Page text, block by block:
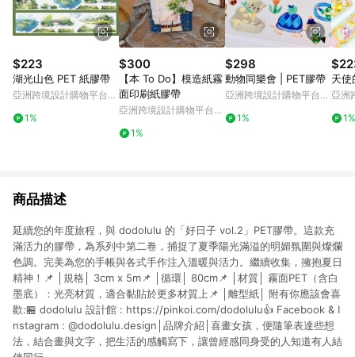
$223
湖光山色 PET 紙膠帶
亞洲跨境設計購物平台
1%
$300
【本 To Do】模造紙霧
面印刷紙膠帶
亞洲跨境設計購物平台
1%
$298
動物同樂會 | PET膠帶
亞洲跨境設計購物平台
1%
天使
亞洲
1%
商品描述
延續您的年度旅程，與 dodolulu 的「好日子 vol.2」PET膠帶。這款充
滿活力的膠帶，為系列中第二卷，捕捉了夏季陽光滿溢的明媚氛圍與燦爛
色調。完美為您的手帳與各式手作注入溫暖與活力。繼續收集，擁抱夏日
精神！📌 │規格│ 3cm x 5m📌 │循環│ 80cm📌 │材質│ 霧面PET（含白
墨底）：光亮材質，適合黏貼於更多材質上📌 │離型紙│ 附有你應該會喜
歡:🏪 dodolulu 設計館 : https://pinkoi.com/dodolulu👍 Facebook & I
nstagram : @dodolulu.design│品牌介紹│喜畫女孩，便隨筆表達些想
法，結合畫與文字，把生活的感觸寫下，讓曾經感同身受的人知道有人結